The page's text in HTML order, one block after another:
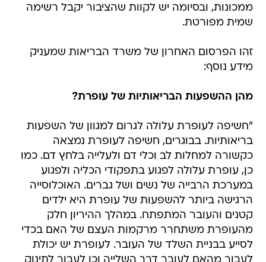
ממכונות, ובסיומה יש לקוות שהציבור יקבל רשימה
שמית מפורטת.
זהו הפרסום האחרון של משרד הבריאות שמעניק
מידע נוסף:
מהן ההשפעות הבריאותיות של עופרת?
"חשיפה לעופרת עלולה לגרום למגוון של השפעות
בריאותיות. בבוגרים, חשיפה לעופרת נמצאה
כקשורה למחלות לב וכלי דם ולעלייה בלחץ דם. כמו
כן, עופרת עלולה לפגוע בתפקודי הכליה ולפגוע
במערכת הרבייה של נשים ושל גברים. האוכלוסייה
הרגישה ביותר להשפעות של עופרת היא ילדים
קטנים והעובר המתפתח. במהלך ההיריון חלק
מהעופרת משתחרר מרקמות העצם של האם בכדי
לסייע בבניית השלד של העובר. לעופרת יש יכולת